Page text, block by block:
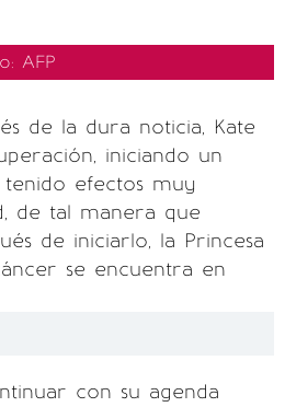
AFP
de la dura noticia, Kate
iniciando un
efectos muy
de tal manera que
de iniciarlo, la Princesa
se encuentra en
con su agenda